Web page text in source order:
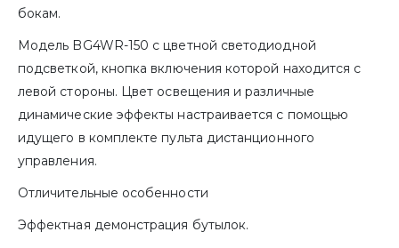
бокам.
Модель BG4WR-150 с цветной светодиодной
подсветкой, кнопка включения которой находится с
левой стороны. Цвет освещения и различные
динамические эффекты настраивается с помощью
идущего в комплекте пульта дистанционного
управления.
Отличительные особенности
Эффектная демонстрация бутылок.